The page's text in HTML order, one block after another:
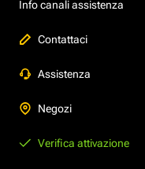
Info canali assistenza
Contattaci
Assistenza
Negozi
Verifica attivazione